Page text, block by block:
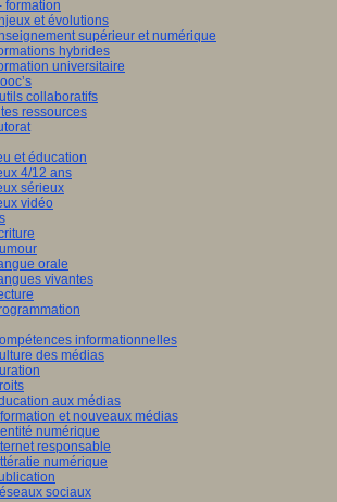
formation
et évolutions
supérieur et numérique
hybrides
universitaire
collaboratifs
ressources
et éducation
4/12 ans
sérieux
vidéo
orale
vivantes
informationnelles
des médias
aux médias
et nouveaux médias
numérique
responsable
numérique
sociaux